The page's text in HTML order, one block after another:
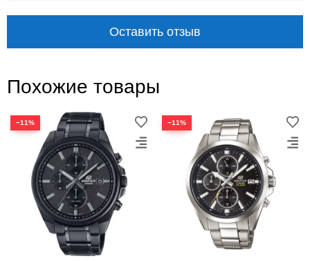
Оставить отзыв
Похожие товары
−11% −11%